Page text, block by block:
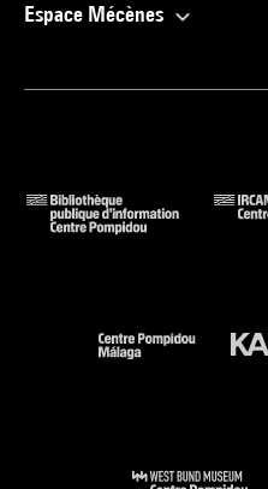
Espace Mécènes